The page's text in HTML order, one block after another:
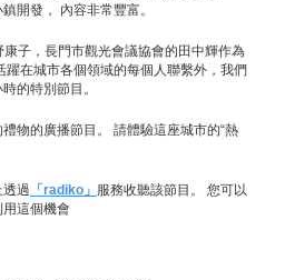
開發， 內容非常豐富。
子，長門市觀光會議協會的田中輝作為
躍在城市各個領域的每個人聯繫外，我們
的特別節目。
物的廣播節目。 請體驗這座城市的“熱
過 「radiko」 服務收聽該節目。 您可以
這個機會